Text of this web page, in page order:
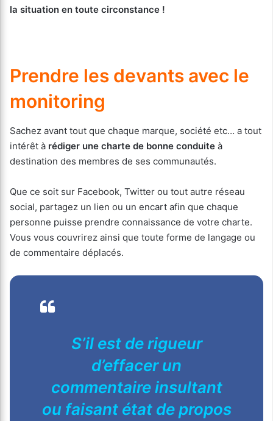
la situation en toute circonstance !
Prendre les devants avec le
monitoring
Sachez avant tout que chaque marque, société etc… a tout
intérêt à rédiger une charte de bonne conduite à
destination des membres de ses communautés.
Que ce soit sur Facebook, Twitter ou tout autre réseau
social, partagez un lien ou un encart afin que chaque
personne puisse prendre connaissance de votre charte.
Vous vous couvrirez ainsi que toute forme de langage ou
de commentaire déplacés.
S’il est de rigueur
d’effacer un
commentaire insultant
ou faisant état de propos